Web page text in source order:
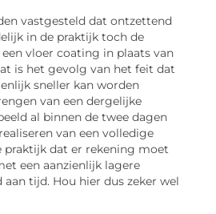
vastgesteld dat ontzettend
in de praktijk toch de
vloer coating in plaats van
is het gevolg van het feit dat
sneller kan worden
van een dergelijke
al binnen de twee dagen
van een volledige
dat er rekening moet
een aanzienlijk lagere
aan tijd. Hou hier dus zeker wel